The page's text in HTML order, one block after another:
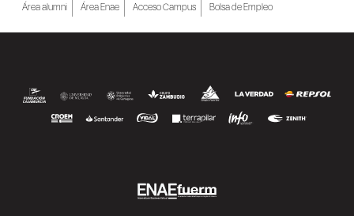
Área alumni Área Enae Acceso Campus Bolsa de Empleo